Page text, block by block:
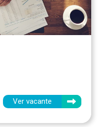
Ver vacante